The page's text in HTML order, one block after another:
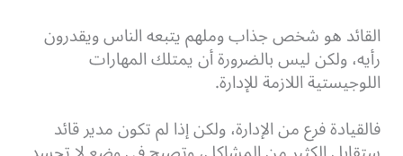
القائد هو شخص جذاب وملهم يتبعه الناس ويقدرون
رأيه، ولكن ليس بالضرورة أن يمتلك المهارات
اللوجيستية اللازمة للإدارة.
فالقيادة فرع من الإدارة، ولكن إذا لم تكون مدير قائد